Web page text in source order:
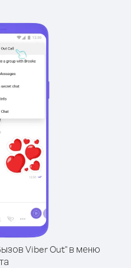
Viber Out" в меню